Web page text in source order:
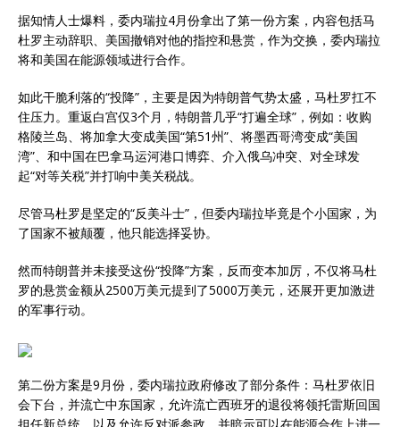
据知情人士爆料，委内瑞拉4月份拿出了第一份方案，内容包括马
杜罗主动辞职、美国撤销对他的指控和悬赏，作为交换，委内瑞拉
将和美国在能源领域进行合作。
如此干脆利落的“投降”，主要是因为特朗普气势太盛，马杜罗扛不
住压力。重返白宫仅3个月，特朗普几乎“打遍全球”，例如：收购
格陵兰岛、将加拿大变成美国“第51州”、将墨西哥湾变成“美国
湾”、和中国在巴拿马运河港口博弈、介入俄乌冲突、对全球发
起“对等关税”并打响中美关税战。
尽管马杜罗是坚定的“反美斗士”，但委内瑞拉毕竟是个小国家，为
了国家不被颠覆，他只能选择妥协。
然而特朗普并未接受这份“投降”方案，反而变本加厉，不仅将马杜
罗的悬赏金额从2500万美元提到了5000万美元，还展开更加激进
的军事行动。
第二份方案是9月份，委内瑞拉政府修改了部分条件：马杜罗依旧
会下台，并流亡中东国家，允许流亡西班牙的退役将领托雷斯回国